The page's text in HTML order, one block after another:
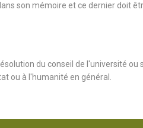
son mémoire et ce dernier doit
du conseil de l'université
ou à l'humanité en général.